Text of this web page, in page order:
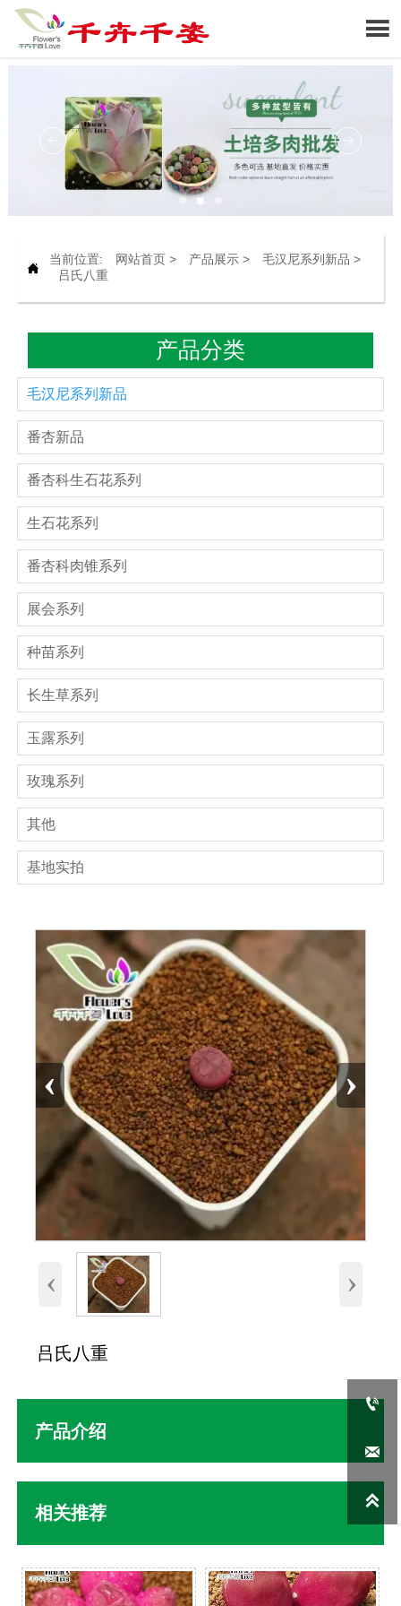


当前位置: 网站首页> 产品展示> 毛汉尼系列新品 >
吕氏八重
产品分类
毛汉尼系列新品
番杏新品
番杏科生石花系列
生石花系列
番杏科肉锥系列
展会系列
种苗系列
长生草系列
玉露系列
玫瑰系列
其他
基地实拍
‹ ›
‹ ›
吕氏八重
产品介绍
相关推荐


